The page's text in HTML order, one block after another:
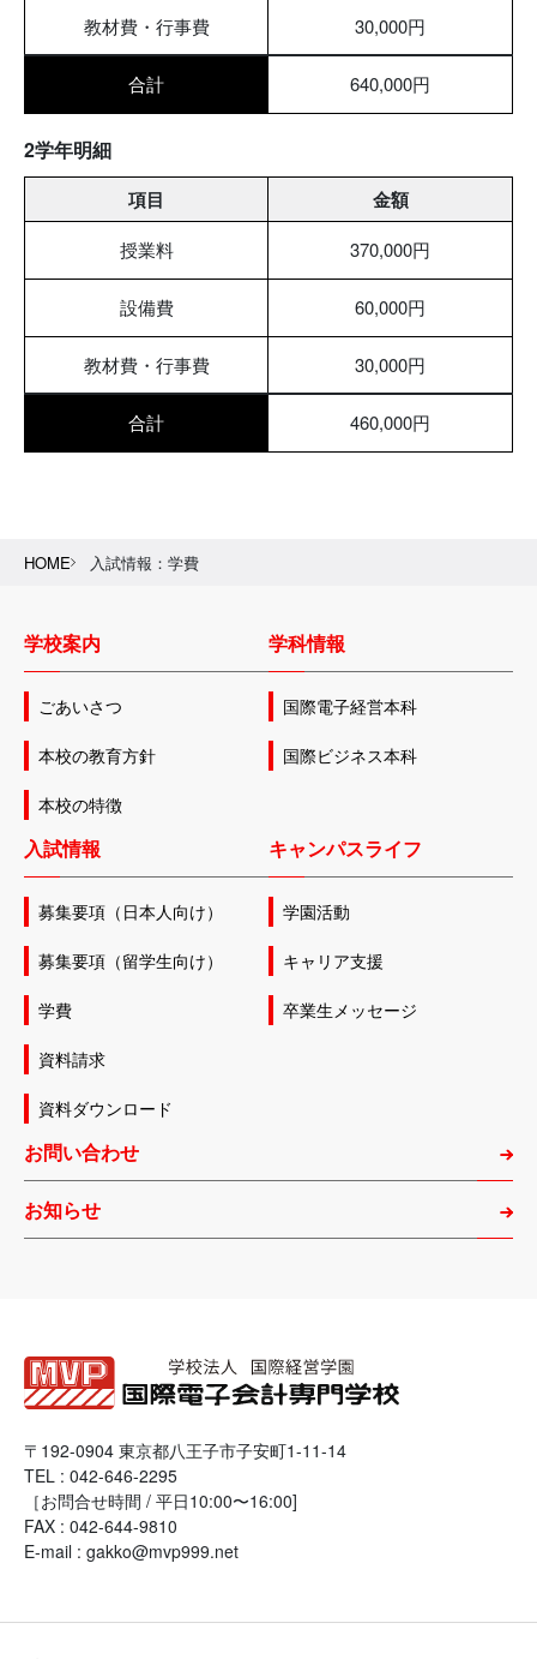
教材費・行事費 30,000円
合計 640,000円
2学年明細
項目 金額
授業料 370,000円
設備費 60,000円
教材費・行事費 30,000円
合計 460,000円
HOME 入試情報：学費
学校案内
ごあいさつ
本校の教育方針
本校の特徴
学科情報
国際電子経営本科
国際ビジネス本科
入試情報
募集要項（日本人向け）
募集要項（留学生向け）
学費
資料請求
資料ダウンロード
キャンパスライフ
学園活動
キャリア支援
卒業生メッセージ
お問い合わせ
お知らせ
〒192-0904 東京都八王子市子安町1-11-14
TEL : 042-646-2295
［お問合せ時間 / 平日10:00〜16:00]
FAX : 042-644-9810
E-mail : gakko@mvp999.net